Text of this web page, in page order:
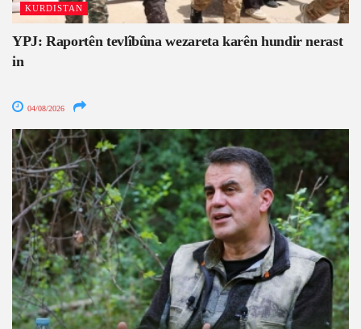
KURDISTAN
YPJ: Raportên tevlîbûna wezareta karên hundir nerast
in
04/08/2026